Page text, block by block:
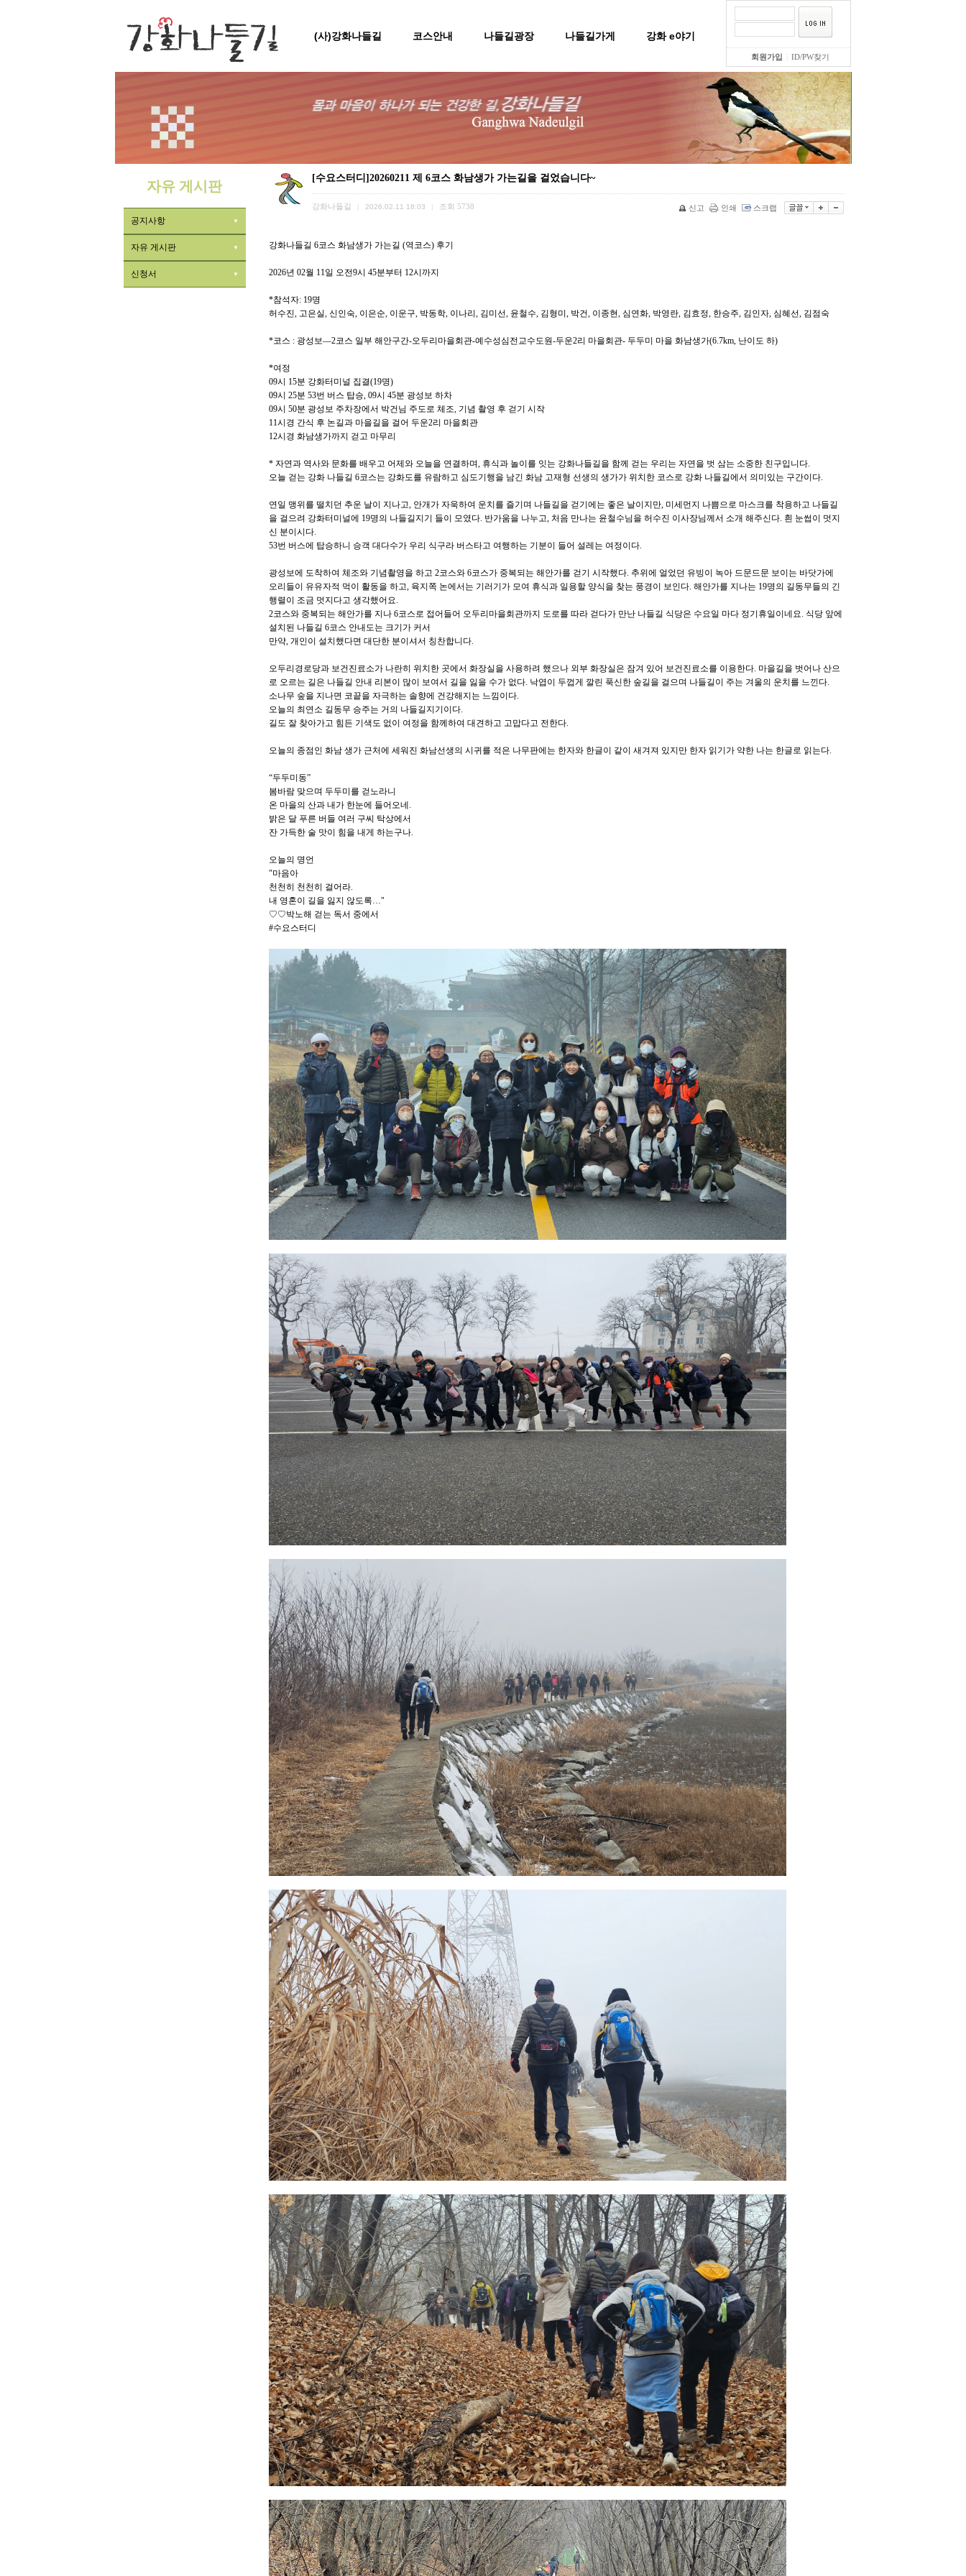
(사)강화나들길 코스안내 나들길광장 나들길가게 강화 e야기
회원가입 ID/PW찾기
자유 게시판
공지사항
자유 게시판
신청서
[수요스터디]20260211 제 6코스 화남생가 가는길을 걸었습니다~
강화나들길 2026.02.11 18:03 조회 5738 신고 인쇄 스크랩
강화나들길 6코스 화남생가 가는길 (역코스) 후기
2026년 02월 11일 오전9시 45분부터 12시까지
*참석자: 19명
허수진, 고은실, 신인숙, 이은순, 이운구, 박동학, 이나리, 김미선, 윤철수, 김형미, 박건, 이종현, 심연화, 박영란, 김효정, 한승주, 김인자, 심혜선, 김점숙
*코스 : 광성보—2코스 일부 해안구간-오두리마을회관-예수성심전교수도원-두운2리 마을회관- 두두미 마을 화남생가(6.7km, 난이도 하)
*여정
09시 15분 강화터미널 집결(19명)
09시 25분 53번 버스 탑승, 09시 45분 광성보 하차
09시 50분 광성보 주차장에서 박건님 주도로 체조, 기념 촬영 후 걷기 시작
11시경 간식 후 논길과 마을길을 걸어 두운2리 마을회관
12시경 화남생가까지 걷고 마무리
* 자연과 역사와 문화를 배우고 어제와 오늘을 연결하며, 휴식과 놀이를 잇는 강화나들길을 함께 걷는 우리는 자연을 벗 삼는 소중한 친구입니다.
오늘 걷는 강화 나들길 6코스는 강화도를 유람하고 심도기행을 남긴 화남 고재형 선생의 생가가 위치한 코스로 강화 나들길에서 의미있는 구간이다.
연일 맹위를 떨치던 추운 날이 지나고, 안개가 자욱하여 운치를 즐기며 나들길을 걷기에는 좋은 날이지만, 미세먼지 나쁨으로 마스크를 착용하고 나들길
을 걸으려 강화터미널에 19명의 나들길지기 들이 모였다. 반가움을 나누고, 처음 만나는 윤철수님을 허수진 이사장님께서 소개 해주신다. 흰 눈썹이 멋지
신 분이시다.
53번 버스에 탑승하니 승객 대다수가 우리 식구라 버스타고 여행하는 기분이 들어 설레는 여정이다.
광성보에 도착하여 체조와 기념촬영을 하고 2코스와 6코스가 중복되는 해안가를 걷기 시작했다. 추위에 얼었던 유빙이 녹아 드문드문 보이는 바닷가에
오리들이 유유자적 먹이 활동을 하고, 육지쪽 논에서는 기러기가 모여 휴식과 일용할 양식을 찾는 풍경이 보인다. 해안가를 지나는 19명의 길동무들의 긴
행렬이 조금 멋지다고 생각했어요.
2코스와 중복되는 해안가를 지나 6코스로 접어들어 오두리마을회관까지 도로를 따라 걷다가 만난 나들길 식당은 수요일 마다 정기휴일이네요. 식당 앞에
설치된 나들길 6코스 안내도는 크기가 커서
만약, 개인이 설치했다면 대단한 분이셔서 칭찬합니다.
오두리경로당과 보건진료소가 나란히 위치한 곳에서 화장실을 사용하려 했으나 외부 화장실은 잠겨 있어 보건진료소를 이용한다. 마을길을 벗어나 산으
로 오르는 길은 나들길 안내 리본이 많이 보여서 길을 잃을 수가 없다. 낙엽이 두껍게 깔린 푹신한 숲길을 걸으며 나들길이 주는 겨울의 운치를 느낀다.
소나무 숲을 지나면 코끝을 자극하는 솔향에 건강해지는 느낌이다.
오늘의 최연소 길동무 승주는 거의 나들길지기이다.
길도 잘 찾아가고 힘든 기색도 없이 여정을 함께하여 대견하고 고맙다고 전한다.
오늘의 종점인 화남 생가 근처에 세워진 화남선생의 시귀를 적은 나무판에는 한자와 한글이 같이 새겨져 있지만 한자 읽기가 약한 나는 한글로 읽는다.
“두두미동”
봄바람 맞으며 두두미를 걷노라니
온 마을의 산과 내가 한눈에 들어오네.
밝은 달 푸른 버들 여러 구씨 탁상에서
잔 가득한 술 맛이 힘을 내게 하는구나.
오늘의 명언
"마음아
천천히 천천히 걸어라.
내 영혼이 길을 잃지 않도록…"
♡♡박노해 걷는 독서 중에서
#수요스터디